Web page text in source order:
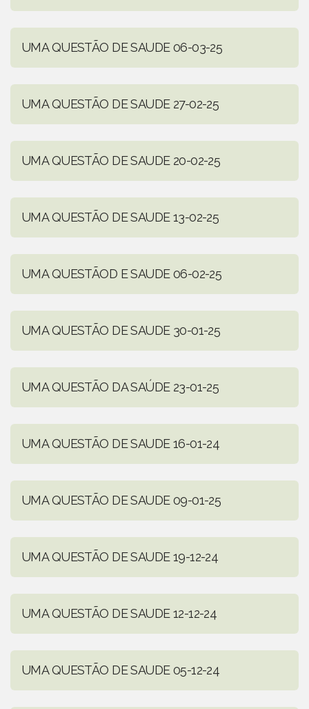
UMA QUESTÃO DE SAUDE 06-03-25
UMA QUESTÃO DE SAUDE 27-02-25
UMA QUESTÃO DE SAUDE 20-02-25
UMA QUESTÃO DE SAUDE 13-02-25
UMA QUESTÃOD E SAUDE 06-02-25
UMA QUESTÃO DE SAUDE 30-01-25
UMA QUESTÃO DA SAÚDE 23-01-25
UMA QUESTÃO DE SAUDE 16-01-24
UMA QUESTÃO DE SAUDE 09-01-25
UMA QUESTÃO DE SAUDE 19-12-24
UMA QUESTÃO DE SAUDE 12-12-24
UMA QUESTÃO DE SAUDE 05-12-24